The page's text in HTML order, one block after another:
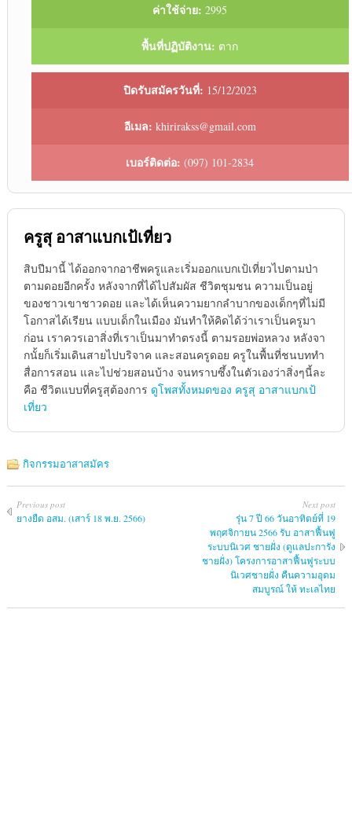
ค่าใช้จ่าย: 2995
พื้นที่ปฏิบัติงาน: ตาก
ปิดรับสมัครวันที่: 15/12/2023
อีเมล: khirirakss@gmail.com
เบอร์ติดต่อ: (097) 101-2834
ครูสุ อาสาแบกเป้เที่ยว
สิบปีมานี้ ได้ออกจากอาชีพครูและเริ่มออกแบกเป้เที่ยวไปตามป่า
ตามดอยอีกครั้ง หลังจากที่ได้ไปสัมผัส ชีวิตชุมชน ความเป็นอยู่
ของชาวเขาชาวดอย และได้เห็นความยากลำบากของเด็กๆที่ไม่มี
โอกาสได้เรียน แบบเด็กในเมือง มันทำให้คิดได้ว่าเราเป็นครูมา
ก่อน เราควรเอาสิ่งที่เราเป็นมาทำตรงนี้ ตามรอยพ่อหลวง หลังจา
กนั้ยก็เริ่มเดินสายไปบริจาค และสอนครูดอย ครูในพื้นที่ชนบททำ
สื่อการสอน และไปช่วยสอนบ้าง จนทราบซึ้งในตัวเองว่าสิ่งๆนี้ละ
คือ ชีวิตแบบที่ครูสุต้องการ ดูโพสทั้งหมดของ ครูสุ อาสาแบกเป้
เที่ยว
กิจกรรมอาสาสมัคร
Previous post
ยางยืด อสม. (เสาร์ 18 พ.ย. 2566)
Next post
รุ่น 7 ปี 66 วันอาทิตย์ที่ 19
พฤศจิกายน 2566 รับ อาสาฟื้นฟู
ระบบนิเวศ ชายฝั่ง (ดูแลปะการัง
ชายฝั่ง) โครงการอาสาฟื้นฟูระบบ
นิเวศชายฝั่ง คืนความอุดม
สมบูรณ์ ให้ ทะเลไทย